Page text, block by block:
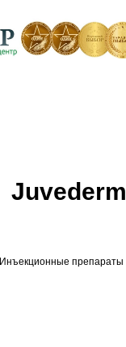
Juvederm
Инъекционные препараты